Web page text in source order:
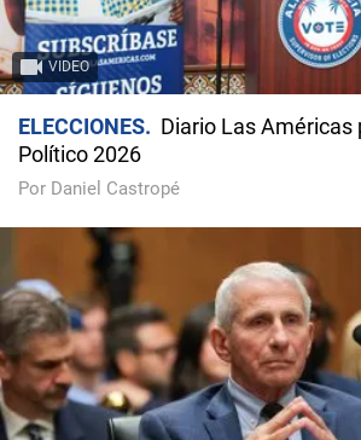
VIDEO
ELECCIONES
Diario Las
Político 2026
Por Daniel Castropé